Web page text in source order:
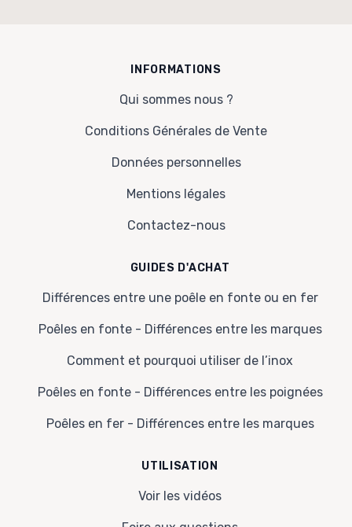
INFORMATIONS
Qui sommes nous ?
Conditions Générales de Vente
Données personnelles
Mentions légales
Contactez-nous
GUIDES D'ACHAT
Différences entre une poêle en fonte ou en fer
Poêles en fonte - Différences entre les marques
Comment et pourquoi utiliser de l’inox
Poêles en fonte - Différences entre les poignées
Poêles en fer - Différences entre les marques
UTILISATION
Voir les vidéos